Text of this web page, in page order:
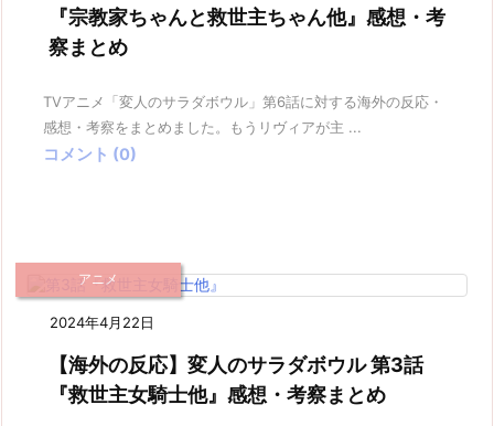
『宗教家ちゃんと救世主ちゃん他』感想・考
察まとめ
TVアニメ「変人のサラダボウル」第6話に対する海外の反応・
感想・考察をまとめました。もうリヴィアが主 ...
コメント (0)
2024年4月22日
アニメ
【海外の反応】変人のサラダボウル 第3話
『救世主女騎士他』感想・考察まとめ